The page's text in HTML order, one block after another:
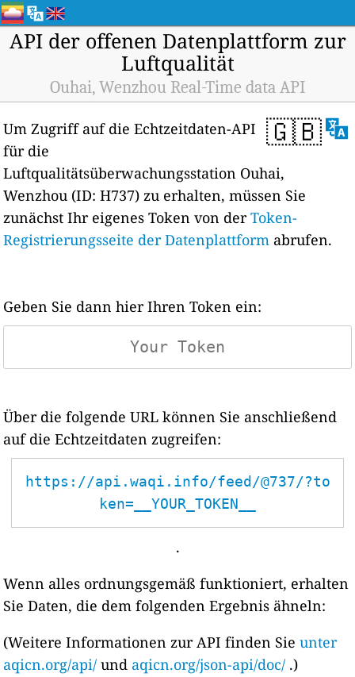
API der offenen Datenplattform zur
Luftqualität
Ouhai, Wenzhou Real-Time data API
🇬🇧
Um Zugriff auf die Echtzeitdaten-API
für die
Luftqualitätsüberwachungsstation Ouhai,
Wenzhou (ID: H737) zu erhalten, müssen Sie
zunächst Ihr eigenes Token von derToken-
Registrierungsseite der Datenplattform abrufen.
Geben Sie dann hier Ihren Token ein:
Über die folgende URL können Sie anschließend
auf die Echtzeitdaten zugreifen:
https://api.waqi.info/feed/@737/?to
ken=__YOUR_TOKEN__
.
Wenn alles ordnungsgemäß funktioniert, erhalten
Sie Daten, die dem folgenden Ergebnis ähneln:
(Weitere Informationen zur API finden Sieunter
aqicn.org/api/ und aqicn.org/json-api/doc/ .)